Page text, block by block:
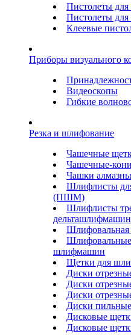
Пистолеты для
Пистолеты
Клеевые
Приборы визуального
Видеоскопы
Гибкие
Резка и шлифование
Чашечные
Чашечные-
Чашки
Шлифлисты
(ПШМ)
Шлифлисты
дельташлифмашин
Шлифовальная
Шлифовальные
шлифмашин
Щетки для
Диски
Диски
Диски
Диски пильные
Дисковые
Дисковые